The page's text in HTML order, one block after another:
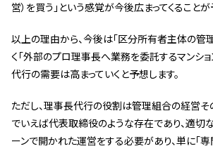
営）を買う」という感覚が今後広まってくることが
以上の理由から、今後は「区分所有者主体の管
く「外部のプロ理事長へ業務を委託するマンシ
代行の需要は高まっていくと予想します。
ただし、理事長代行の役割は管理組合の経営そ
でいえば代表取締役のような存在であり、適切
ーンで開かれた運営をする必要があり、単に「